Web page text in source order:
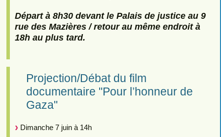
Départ à 8h30 devant le Palais de justice au 9
rue des Mazières / retour au même endroit à
18h au plus tard.
Projection/Débat du film
documentaire "Pour l’honneur de
Gaza"
Dimanche 7 juin à 14h